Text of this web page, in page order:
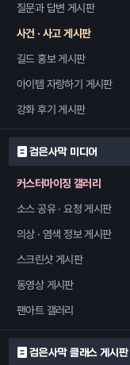
질문과 답변 게시판
사건 · 사고 게시판
길드 홍보 게시판
아이템 자랑하기 게시판
강화 후기 게시판
검은사막 미디어
커스터마이징 갤러리
소스 공유 · 요청 게시판
의상 · 염색 정보 게시판
스크린샷 게시판
동영상 게시판
팬아트 갤러리
검은사막 클래스 게시판